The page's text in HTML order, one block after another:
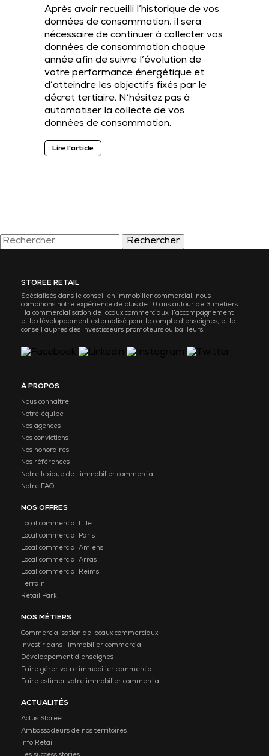
Après avoir recueilli l’historique de vos
données de consommation, il sera
nécessaire de continuer à collecter vos
données de consommation chaque
année afin de suivre l’évolution de
votre performance énergétique et
d’atteindre les objectifs fixés par le
décret tertiaire. N’hésitez pas à
automatiser la collecte de vos
données de consommation.
Lire l'article
Rechercher
STOREE RETAIL
Spécialisés dans le conseil en immobilier commercial, nous
combinons notre expérience de plus de 10 ans autour de 3 métiers
: la commercialisation de locaux commerciaux, l’accompagnement
et le développement externalisé pour le compte d’enseignes, et le
conseil auprès des investisseurs promoteurs ou bailleurs.
À PROPOS
Nous connaitre
Notre équipe
Nos agences
Nos convictions
Nos honoraires
Nos références
Notre lexique de l'immobilier commercial
Notre FAQ
NOS OFFRES
Local commercial Lille
Local commercial Paris
Local commercial Amiens
Local commercial Arras
Local commercial Reims
Terrain
Retail Park
NOS MÉTIERS
Commercialisation de locaux commerciaux
Investir dans l'immobilier commercial
Développement d'enseignes
Faire gérer votre immobilier commercial
Faire estimer votre immobilier commercial
ACTUALITÉS
Actus Storee
Ambassadeurs de nos territoires
Info Retail